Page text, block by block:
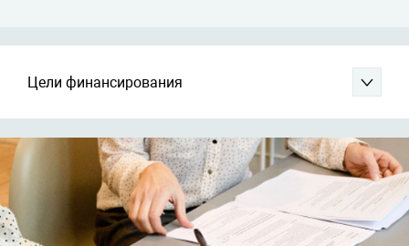
Цели финансирования